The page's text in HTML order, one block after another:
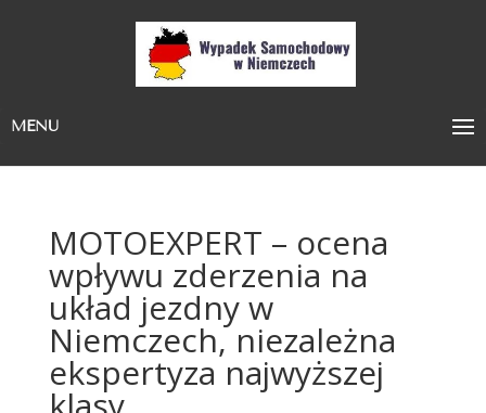
MENU
MOTOEXPERT – ocena
wpływu zderzenia na
układ jezdny w
Niemczech, niezależna
ekspertyza najwyższej